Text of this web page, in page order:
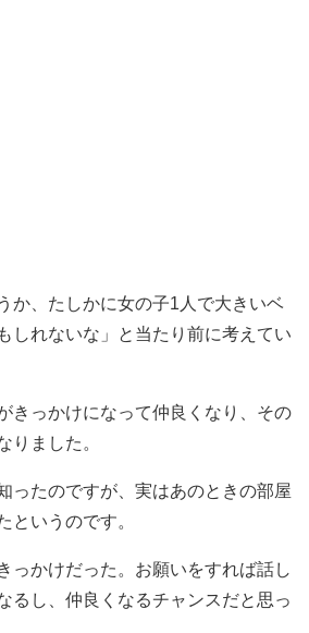
か、たしかに女の子1人で大きいベ
しれないな」と当たり前に考えてい
きっかけになって仲良くなり、その
りました。
ったのですが、実はあのときの部屋
というのです。
っかけだった。お願いをすれば話し
るし、仲良くなるチャンスだと思っ